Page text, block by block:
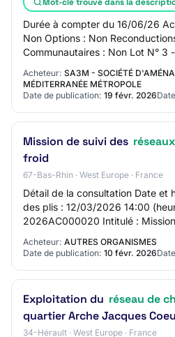
Durée à compter du 16/06/26
Non Options : Non
Communautaires : Non Lot N° 3
Réseaux de chaleur urbain Coût
Acheteur: SA3M - SOCIÉTÉ
MÉDITERRANÉE MÉTROPOLE
Date de publication: 19 févr. 2026
Mission de suivi des
froid
67-Bas-Rhin · West Europe · France
Détail de la consultation Date et
des plis : 12/03/2026 14:00
2026AC000020 Intitulé :
Acheteur: AUTRES ORGANISMES
Date de publication: 10 févr. 2026
Exploitation du réseau de
quartier Arche Jacques
34-Hérault · West Europe · France